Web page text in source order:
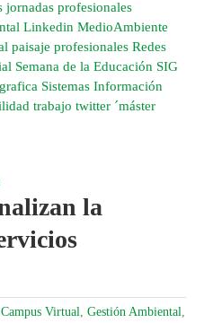
la
Campus Virtual Gestión Ambiental
jornadas profesionales
Linkedin MedioAmbiente
paisaje profesionales Redes
Semana de la Educación SIG
Sistemas Información
trabajo twitter ´máster